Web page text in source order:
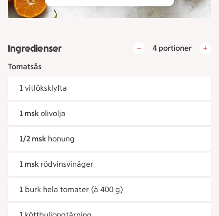
Ingredienser
4 portioner
Tomatsås
1 vitlöksklyfta
1 msk olivolja
1/2 msk honung
1 msk rödvinsvinäger
1 burk hela tomater (à 400 g)